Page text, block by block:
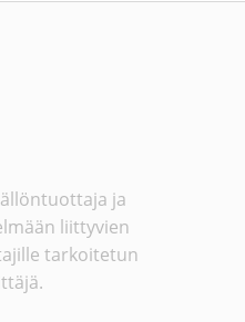
ja
liittyvien
tarkoitetun